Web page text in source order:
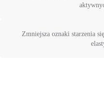
Zmniejsza oznaki starzenia